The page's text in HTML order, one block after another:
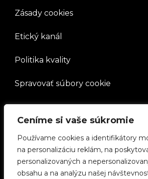
Ceníme si vaše súkromie
Používame cookies a identifikátory
na personalizáciu reklám, na
personalizovaných a
obsahu a na analýzu našej
Zásady cookies
Etický kanál
Politika kvality
Spravovať súbory cookie
SPOLOČNOSŤ
Pracovať s nami
e-Chargers